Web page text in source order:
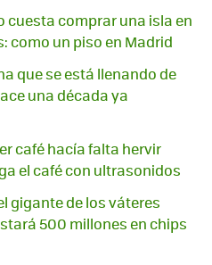
cuesta comprar una isla en
como un piso en Madrid
que se está llenando de
una década ya
café hacía falta hervir
el café con ultrasonidos
gigante de los váteres
500 millones en chips